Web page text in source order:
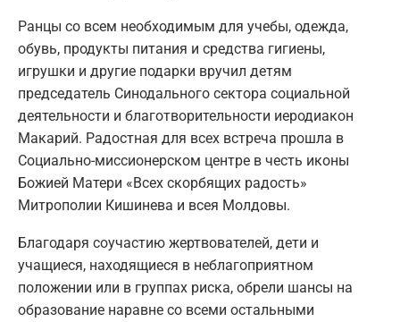
Ранцы со всем необходимым для учебы, одежда,
обувь, продукты питания и средства гигиены,
игрушки и другие подарки вручил детям
председатель Синодального сектора социальной
деятельности и благотворительности иеродиакон
Макарий. Радостная для всех встреча прошла в
Социально-миссионерском центре в честь иконы
Божией Матери «Всех скорбящих радость»
Митрополии Кишинева и всея Молдовы.
Благодаря соучастию жертвователей, дети и
учащиеся, находящиеся в неблагоприятном
положении или в группах риска, обрели шансы на
образование наравне со всеми остальными